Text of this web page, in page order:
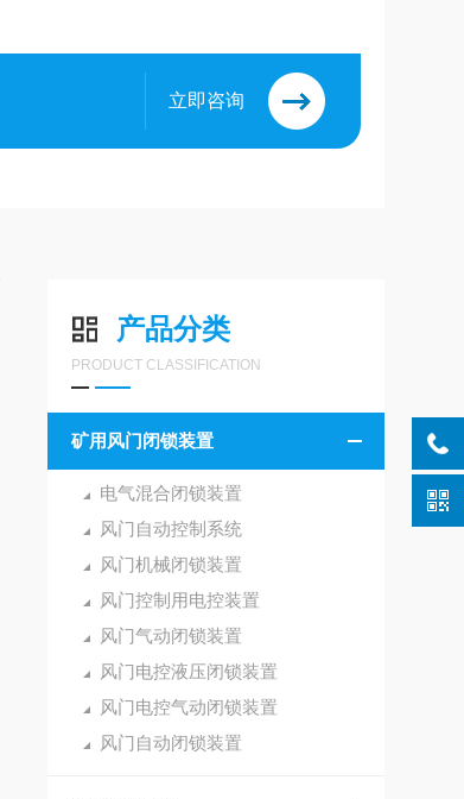
立即咨询
产品分类
PRODUCT CLASSIFICATION
矿用风门闭锁装置
电气混合闭锁装置
风门自动控制系统
风门机械闭锁装置
风门控制用电控装置
风门气动闭锁装置
风门电控液压闭锁装置
风门电控气动闭锁装置
风门自动闭锁装置